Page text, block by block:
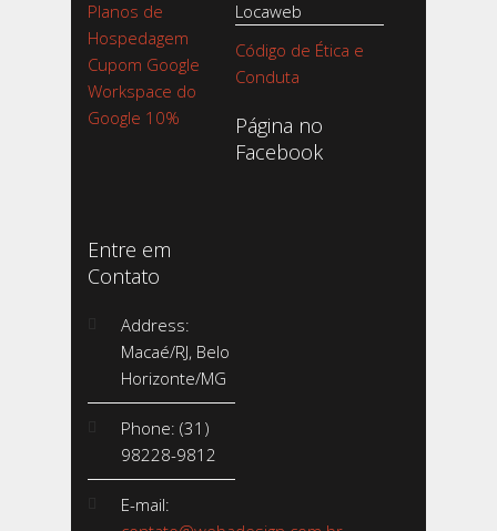
Planos de
Hospedagem
Cupom Google
Workspace do
Google 10%
Código de Ética e
Conduta
Página no
Facebook
Entre em
Contato
Address:
Macaé/RJ, Belo
Horizonte/MG
Phone: (31)
98228-9812
E-mail: